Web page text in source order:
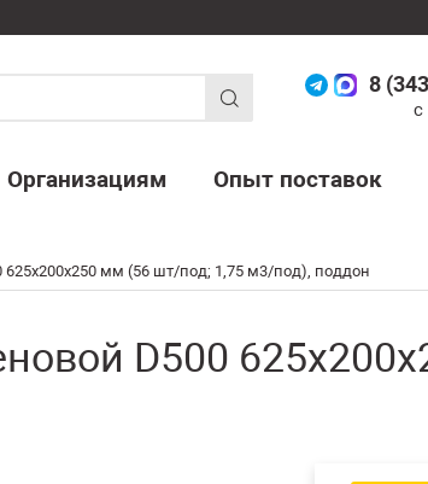
мм (56 шт/под; 1,75 м3/под), поддон
D500
8
с
Организациям Опыт поставок